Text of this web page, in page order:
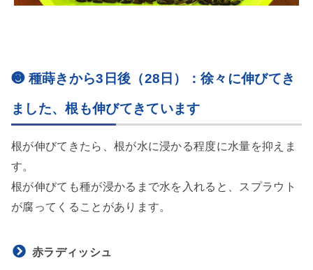
❸ 種蒔きから3日後（28日）：徐々に伸びてき
ました、根も伸びてきています
根が伸びてきたら、根が水に浸かる程度に水量を抑えま
す。
根が伸びても種が浸かるまで水を入れると、スプラウト
が腐ってくることがあります。
赤ラディッシュ